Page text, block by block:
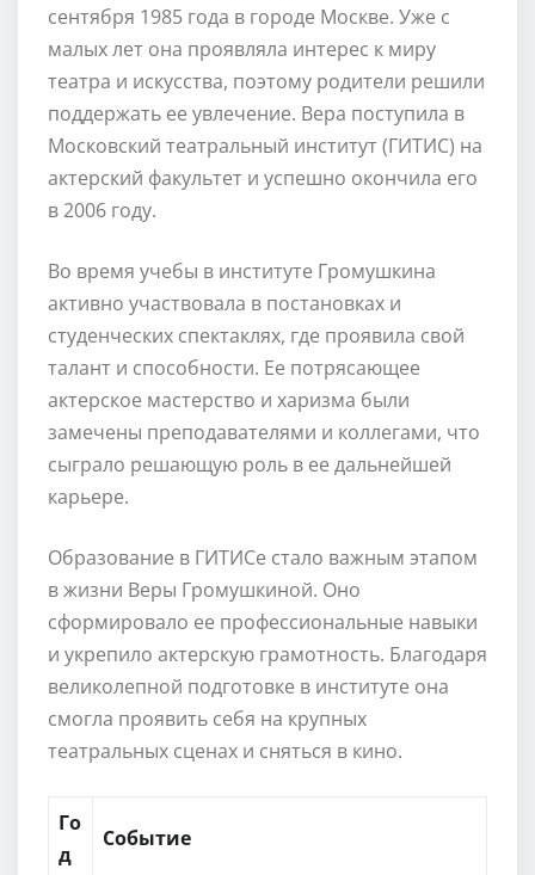
сентября 1985 года в городе Москве. Уже с
малых лет она проявляла интерес к миру
театра и искусства, поэтому родители решили
поддержать ее увлечение. Вера поступила в
Московский театральный институт (ГИТИС) на
актерский факультет и успешно окончила его
в 2006 году.
Во время учебы в институте Громушкина
активно участвовала в постановках и
студенческих спектаклях, где проявила свой
талант и способности. Ее потрясающее
актерское мастерство и харизма были
замечены преподавателями и коллегами, что
сыграло решающую роль в ее дальнейшей
карьере.
Образование в ГИТИСе стало важным этапом
в жизни Веры Громушкиной. Оно
сформировало ее профессиональные навыки
и укрепило актерскую грамотность. Благодаря
великолепной подготовке в институте она
смогла проявить себя на крупных
театральных сценах и сняться в кино.
Го
д
Событие